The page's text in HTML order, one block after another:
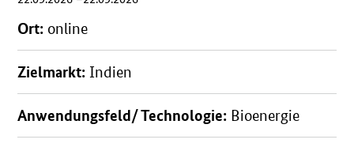
Ort: online
Zielmarkt: Indien
Anwendungsfeld/ Technologie: Bioenergie